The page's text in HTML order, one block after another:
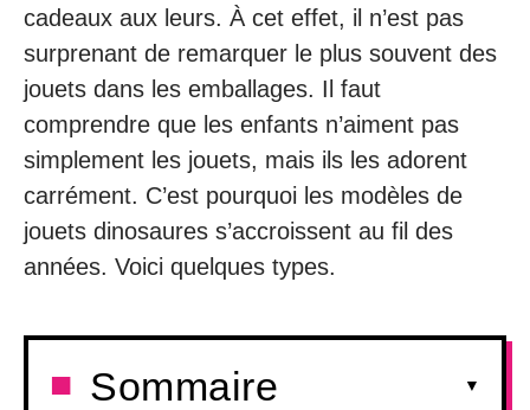
cadeaux aux leurs. À cet effet, il n’est pas
surprenant de remarquer le plus souvent des
jouets dans les emballages. Il faut
comprendre que les enfants n’aiment pas
simplement les jouets, mais ils les adorent
carrément. C’est pourquoi les modèles de
jouets dinosaures s’accroissent au fil des
années. Voici quelques types.
Sommaire